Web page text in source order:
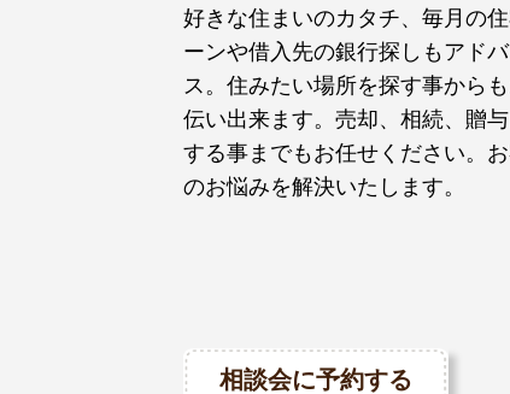
好きな住まいのカタチ、毎月の
ーンや借入先の銀行探しもアドバ
ス。住みたい場所を探す事から
伝い出来ます。売却、相続、贈
する事までもお任せください。
のお悩みを解決いたします。
相談会に予約する